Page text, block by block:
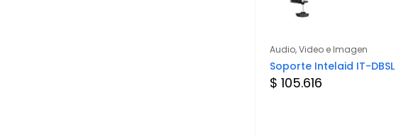
Audio, Video e Imagen
Soporte Intelaid IT-DBSL
$ 105.616